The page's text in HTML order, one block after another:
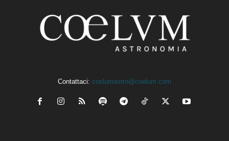
Contattaci: coelumastro@coelum.com